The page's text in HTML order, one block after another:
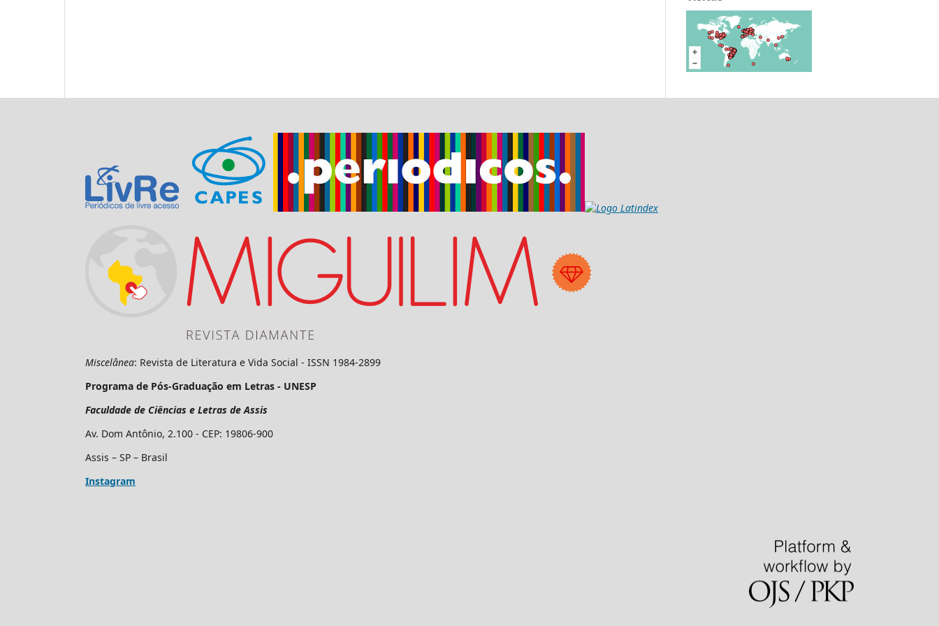
Miscelânea: Revista de Literatura e Vida Social - ISSN 1984-2899
Programa de Pós-Graduação em Letras - UNESP
Faculdade de Ciências e Letras de Assis
Av. Dom Antônio, 2.100 - CEP: 19806-900
Assis – SP – Brasil
Instagram